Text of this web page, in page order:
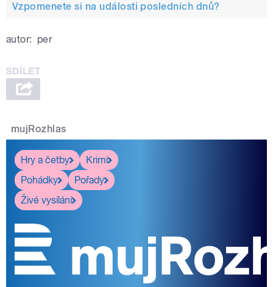
Vzpomenete si na události posledních dnů?
autor: per
mujRozhlas
Hry a četby
Krimi
Pohádky
Pořady
Živé vysílání